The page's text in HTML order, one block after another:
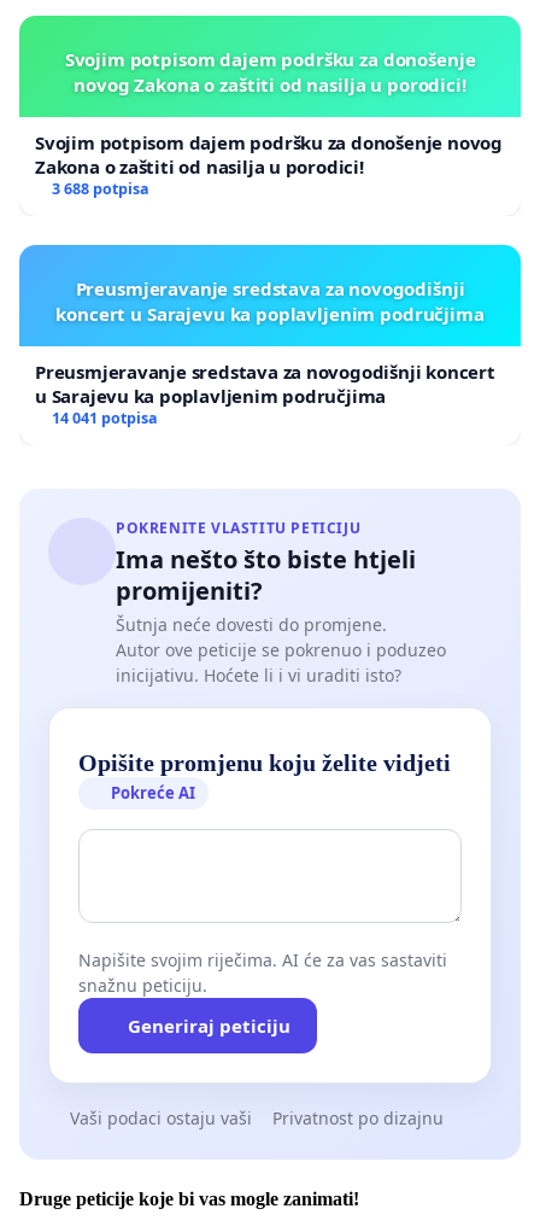
Svojim potpisom dajem podršku za donošenje
novog Zakona o zaštiti od nasilja u porodici!
Svojim potpisom dajem podršku za donošenje novog
Zakona o zaštiti od nasilja u porodici!
3 688 potpisa
Preusmjeravanje sredstava za novogodišnji
koncert u Sarajevu ka poplavljenim područjima
Preusmjeravanje sredstava za novogodišnji koncert
u Sarajevu ka poplavljenim područjima
14 041 potpisa
POKRENITE VLASTITU PETICIJU
Ima nešto što biste htjeli
promijeniti?
Šutnja neće dovesti do promjene.
Autor ove peticije se pokrenuo i poduzeo
inicijativu. Hoćete li i vi uraditi isto?
Opišite promjenu koju želite vidjeti
Pokreće AI
Napišite svojim riječima. AI će za vas sastaviti
snažnu peticiju.
Generiraj peticiju
Vaši podaci ostaju vaši Privatnost po dizajnu
Druge peticije koje bi vas mogle zanimati!